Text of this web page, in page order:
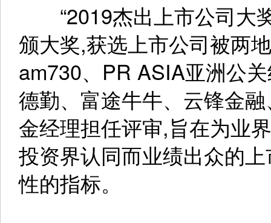
“2019杰出上市公司大
颁大奖,获选上市公司被两
am730、PR ASIA亚洲公
德勤、富途牛牛、云锋金
金经理担任评审,旨在为业
投资界认同而业绩出众的
性的指标。